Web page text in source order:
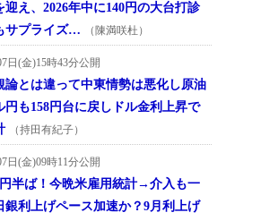
迎え、2026年中に140円の大台打診
サプライズ…
（陳満咲杜）
日(金)15時43分公開
論とは違って中東情勢は悪化し原油
円も158円台に戻しドル金利上昇で
（持田有紀子）
日(金)09時11分公開
円半ば！今晩米雇用統計→介入も一
銀利上げペース加速か？9月利上げ